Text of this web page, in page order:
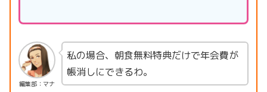
編集部：マナ
私の場合、朝食無料特典だけで年会費が
帳消しにできるわ。